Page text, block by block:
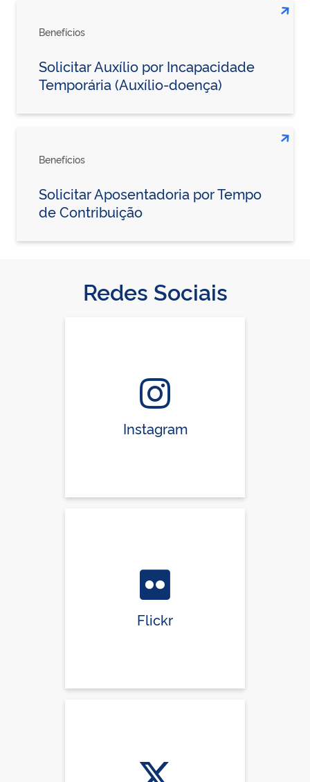
Benefícios
Solicitar Auxílio por Incapacidade
Temporária (Auxílio-doença)
Benefícios
Solicitar Aposentadoria por Tempo
de Contribuição
Redes Sociais
Instagram
Flickr